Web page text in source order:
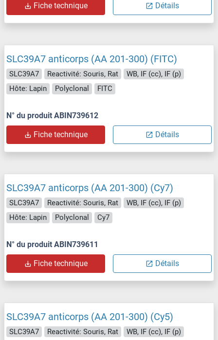
Fiche technique Détails
SLC39A7 anticorps (AA 201-300) (FITC)
SLC39A7 Reactivité: Souris, Rat
WB, IF (cc), IF (p)
Hôte: Lapin
Polyclonal FITC
N° du produit ABIN739612
Fiche technique Détails
SLC39A7 anticorps (AA 201-300) (Cy7)
SLC39A7 Reactivité: Souris, Rat
WB, IF (cc), IF (p)
Hôte: Lapin
Polyclonal Cy7
N° du produit ABIN739611
Fiche technique Détails
SLC39A7 anticorps (AA 201-300) (Cy5)
SLC39A7 Reactivité: Souris, Rat
WB, IF (cc), IF (p)